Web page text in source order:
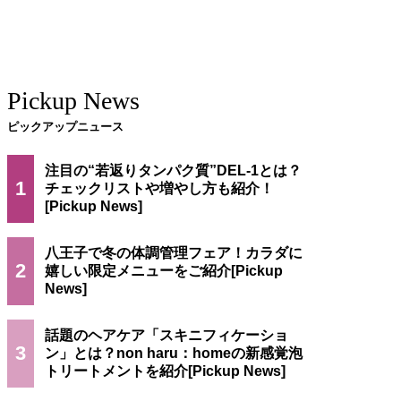
Pickup News
ピックアップニュース
1
注目の“若返りタンパク質”DEL-1とは？
チェックリストや増やし方も紹介！
2
八王子で冬の体調管理フェア！カラダに
嬉しい限定メニューをご紹介
3
話題のヘアケア「スキニフィケーショ
ン」とは？non haru：homeの新感覚泡
トリートメントを紹介